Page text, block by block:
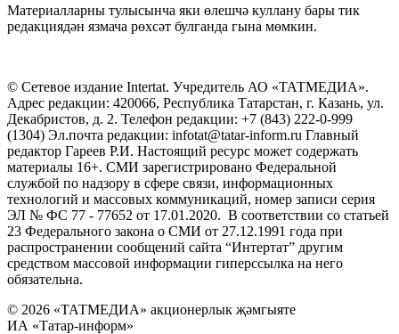
Материалларны тулысынча яки өлешчә куллану бары тик
редакциядән язмача рөхсәт булганда гына мөмкин.
© Сетевое издание Intertat. Учредитель АО «ТАТМЕДИА».
Адрес редакции: 420066, Республика Татарстан, г. Казань, ул.
Декабристов, д. 2. Телефон редакции: +7 (843) 222-0-999
(1304) Эл.почта редакции: infotat@tatar-inform.ru Главный
редактор Гареев Р.И. Настоящий ресурс может содержать
материалы 16+. СМИ зарегистрировано Федеральной
службой по надзору в сфере связи, информационных
технологий и массовых коммуникаций, номер записи серия
ЭЛ № ФС 77 - 77652 от 17.01.2020. В соответствии со статьей
23 Федерального закона о СМИ от 27.12.1991 года при
распространении сообщений сайта “Интертат” другим
средством массовой информации гиперссылка на него
обязательна.
© 2026 «ТАТМЕДИА» акционерлык җәмгыяте
ИА «Татар-информ»